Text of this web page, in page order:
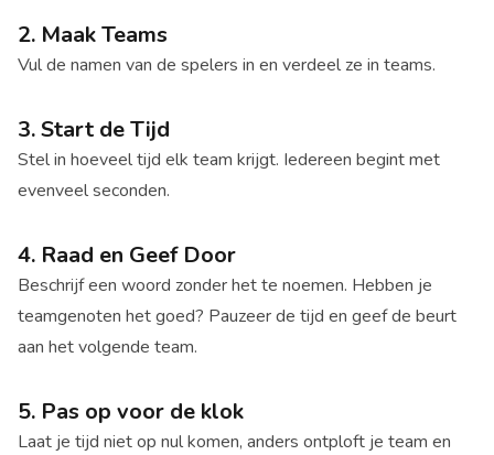
2. Maak Teams
Vul de namen van de spelers in en verdeel ze in teams.
3. Start de Tijd
Stel in hoeveel tijd elk team krijgt. Iedereen begint met
evenveel seconden.
4. Raad en Geef Door
Beschrijf een woord zonder het te noemen. Hebben je
teamgenoten het goed? Pauzeer de tijd en geef de beurt
aan het volgende team.
5. Pas op voor de klok
Laat je tijd niet op nul komen, anders ontploft je team en